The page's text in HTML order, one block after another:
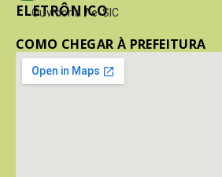
ELETRÔNICO
Ouvidoria / e-SIC
COMO CHEGAR À PREFEITURA